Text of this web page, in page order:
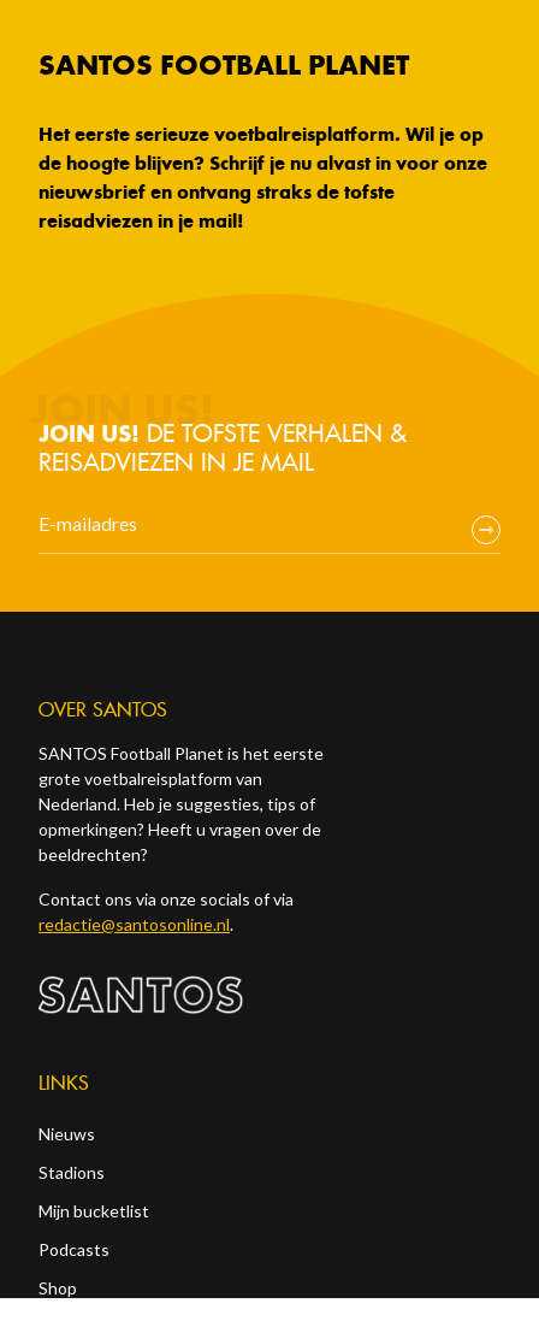
SANTOS FOOTBALL PLANET
Het eerste serieuze voetbalreisplatform. Wil je op
de hoogte blijven? Schrijf je nu alvast in voor onze
nieuwsbrief en ontvang straks de tofste
reisadviezen in je mail!
JOIN US! DE TOFSTE VERHALEN &
REISADVIEZEN IN JE MAIL
OVER SANTOS
SANTOS Football Planet is het eerste
grote voetbalreisplatform van
Nederland. Heb je suggesties, tips of
opmerkingen? Heeft u vragen over de
beeldrechten?
Contact ons via onze socials of via
redactie@santosonline.nl.
LINKS
Nieuws
Stadions
Mijn bucketlist
Podcasts
Shop